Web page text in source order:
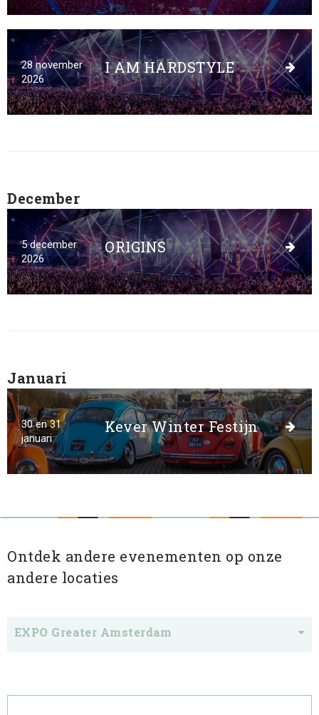
28 november
2026
I AM HARDSTYLE
December
5 december
2026
ORIGINS
Januari
30 en 31
januari
Kever Winter Festijn
Ontdek andere evenementen op onze
andere locaties
EXPO Greater Amsterdam